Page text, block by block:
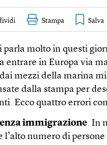
Stampa
i parla molto in questi
a entrare in Europa via
dai mezzi della marina
dalla stampa per
Ecco quattro errori
immigrazione. In
l’alto numero di